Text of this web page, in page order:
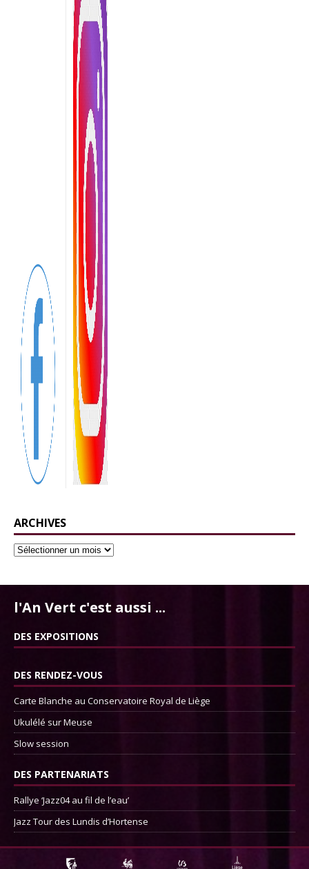
ARCHIVES
l'An Vert c'est aussi ...
DES EXPOSITIONS
DES RENDEZ-VOUS
Carte Blanche au Conservatoire Royal de Liège
Ukulélé sur Meuse
Slow session
DES PARTENARIATS
Rallye ‘Jazz04 au fil de l’eau’
Jazz Tour des Lundis d’Hortense